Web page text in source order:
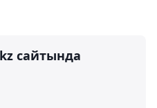
сайтында